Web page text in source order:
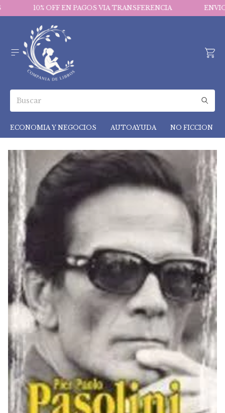
10% OFF EN PAGOS VIA TRANSFERENCIA ENVIOS
ECONOMIA Y NEGOCIOS AUTOAYUDA NO FICCION